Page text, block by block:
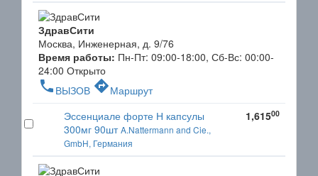
ЗдравСити
Москва, Инженерная, д. 9/76
Время работы: Пн-Пт: 09:00-18:00, Сб-Вс: 00:00-
24:00 Открыто
phone ВЫЗОВ directionsМаршрут
Эссенциале форте Н капсулы
300мг 90штA.Nattermann and Cie.,
GmbH, Германия
1,61500